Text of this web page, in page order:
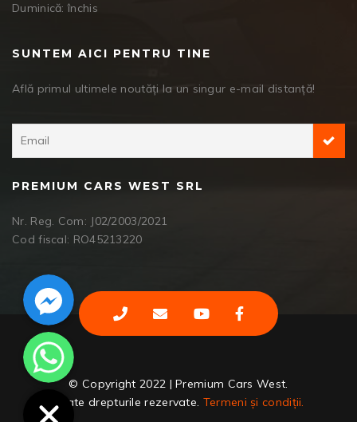
Duminică: închis
SUNTEM AICI PENTRU TINE
Află primul ultimele noutăți la un singur e-mail distanță!
PREMIUM CARS WEST SRL
Nr. Reg. Com: J02/2003/2021
Cod fiscal: RO45213220
© Copyright 2022 | Premium Cars West.
Toate drepturile rezervate. Termeni și condiții.
Facebook Messenger
WhatsApp